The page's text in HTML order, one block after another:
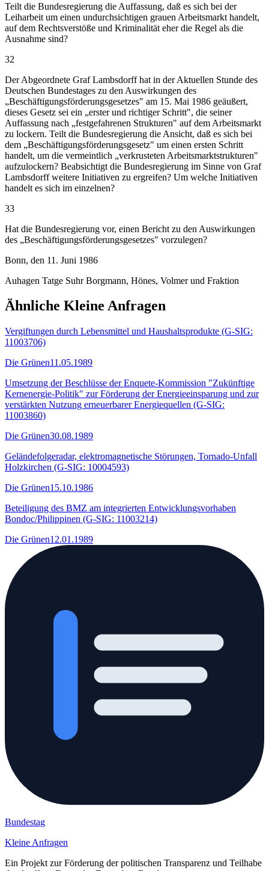
Teilt die Bundesregierung die Auffassung, daß es sich bei der
Leiharbeit um einen undurchsichtigen grauen Arbeitsmarkt handelt,
auf dem Rechtsverstöße und Kriminalität eher die Regel als die
Ausnahme sind?
32
Der Abgeordnete Graf Lambsdorff hat in der Aktuellen Stunde des
Deutschen Bundestages zu den Auswirkungen des
„Beschäftigungsförderungsgesetzes" am 15. Mai 1986 geäußert,
dieses Gesetz sei ein „erster und richtiger Schritt", die seiner
Auffassung nach „festgefahrenen Strukturen" auf dem Arbeitsmarkt
zu lockern. Teilt die Bundesregierung die Ansicht, daß es sich bei
dem „Beschäftigungsförderungsgesetz" um einen ersten Schritt
handelt, um die vermeintlich „verkrusteten Arbeitsmarktstrukturen"
aufzulockern? Beabsichtigt die Bundesregierung im Sinne von Graf
Lambsdorff weitere Initiativen zu ergreifen? Um welche Initiativen
handelt es sich im einzelnen?
33
Hat die Bundesregierung vor, einen Bericht zu den Auswirkungen
des „Beschäftigungsförderungsgesetzes" vorzulegen?
Bonn, den 11. Juni 1986
Auhagen Tatge Suhr Borgmann, Hönes, Volmer und Fraktion
Ähnliche Kleine Anfragen
Vergiftungen durch Lebensmittel und Haushaltsprodukte (G-SIG:
11003706)
Die Grünen11.05.1989
Umsetzung der Beschlüsse der Enquete-Kommission "Zukünftige
Kernenergie-Politik" zur Förderung der Energieeinsparung und zur
verstärkten Nutzung erneuerbarer Energiequellen (G-SIG:
11003860)
Die Grünen30.08.1989
Geländefolgeradar, elektromagnetische Störungen, Tornado-Unfall
Holzkirchen (G-SIG: 10004593)
Die Grünen15.10.1986
Beteiligung des BMZ am integrierten Entwicklungsvorhaben
Bondoc/Philippinen (G-SIG: 11003214)
Die Grünen12.01.1989
Bundestag
Kleine Anfragen
Ein Projekt zur Förderung der politischen Transparenz und Teilhabe